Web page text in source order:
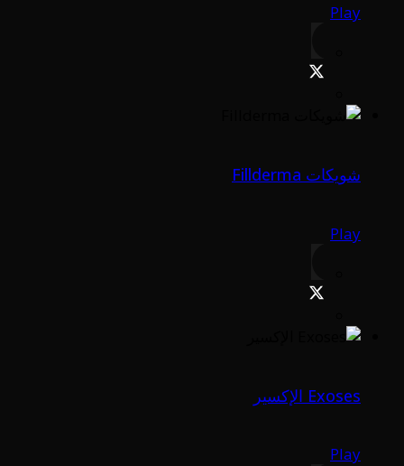
Play
شويكات Fillderma
Play
Exoses الإكسير
Play